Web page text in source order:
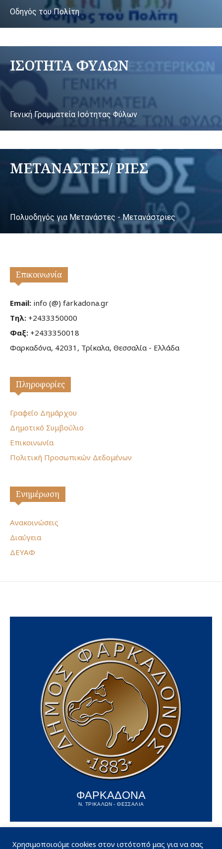
Οδηγός του Πολίτη
ΙΣΟΤΗΤΑ ΦΥΛΩΝ
Γενική Γραμματεία Ισότητας Φύλων
ΜΕΤΑΝΑΣΤΕΣ/ ΡΙΕΣ
Πολυοδηγός για Μετανάστες - Μετανάστριες
Επικοινωνία
Email: info (@) farkadona.gr
Τηλ: +2433350000
Φαξ: +2433350018
Φαρκαδόνα, 42031, Τρίκαλα, Θεσσαλία - Ελλάδα
Πληροφορίες
Γραφείο Δημάρχου
Δημοτικό Συμβούλιο
Επικοινωνία
Πολιτική Προσωπικών Δεδομένων
Ενημέρωση
Ανακοινώσεις
Διαύγεια
ΔΕΥΑΦ
ΦΑΡΚΑΔΟΝΑ
Ν. ΤΡΙΚΑΛΩΝ - ΘΕΣΣΑΛΙΑ
Χρησιμοποιούμε cookies στον ιστότοπό μας για να σας